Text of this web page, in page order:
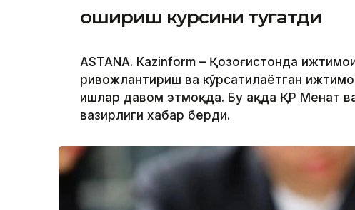
ошириш курсини тугатди
ASTANА. Кazinform – Қозоғистонда
ривожлантириш ва кўрсатилаётган
ишлар давом этмоқда. Бу ҳақда ҚР Меҳнат
вазирлиги хабар берди.